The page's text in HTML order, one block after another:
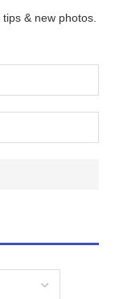
& new photos.